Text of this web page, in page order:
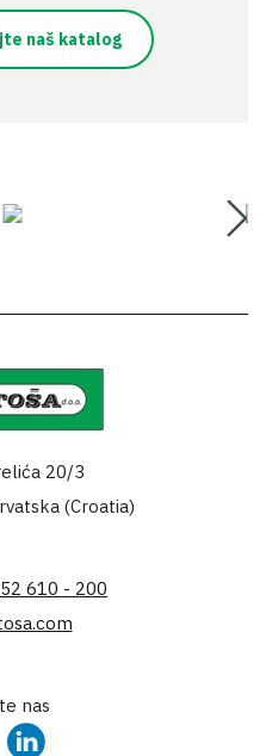
naš katalog
20/3
(Croatia)
610 - 200
nas
LinkedIn